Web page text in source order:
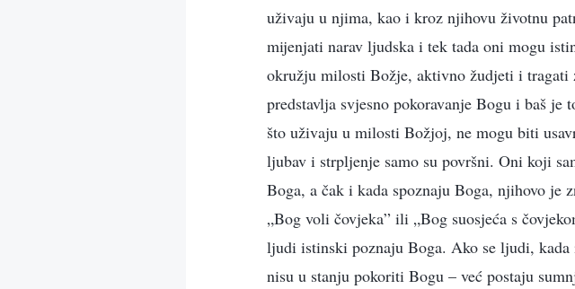
uživaju u njima, kao i kroz njihovu životnu
mijenjati narav ljudska i tek tada oni mogu
okružju milosti Božje, aktivno žudjeti i tragati
predstavlja svjesno pokoravanje Bogu i baš
što uživaju u milosti Božjoj, ne mogu biti
ljubav i strpljenje samo su površni. Oni koji
Boga, a čak i kada spoznaju Boga, njihovo je
„Bog voli čovjeka” ili „Bog suosjeća s
ljudi istinski poznaju Boga. Ako se ljudi,
nisu u stanju pokoriti Bogu – već postaju